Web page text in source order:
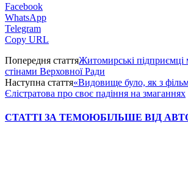
Facebook
WhatsApp
Telegram
Copy URL
Попередня статтяЖитомирські підприємці
стінами Верховної Ради
Наступна стаття«Видовище було, як з
Єлістратова про своє падіння на змаганнях
СТАТТІ ЗА ТЕМОЮБІЛЬШЕ ВІД